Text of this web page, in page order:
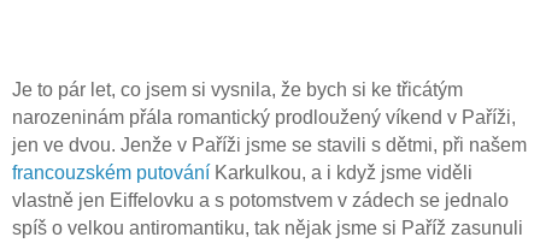
Je to pár let, co jsem si vysnila, že bych si ke třicátým
narozeninám přála romantický prodloužený víkend v Paříži,
jen ve dvou. Jenže v Paříži jsme se stavili s dětmi, při našem
francouzském putování Karkulkou, a i když jsme viděli
vlastně jen Eiffelovku a s potomstvem v zádech se jednalo
spíš o velkou antiromantiku, tak nějak jsme si Paříž zasunuli